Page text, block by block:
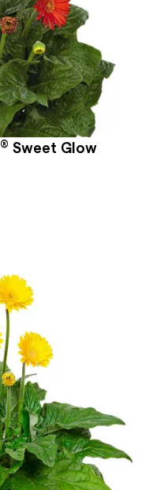
® Sweet Glow